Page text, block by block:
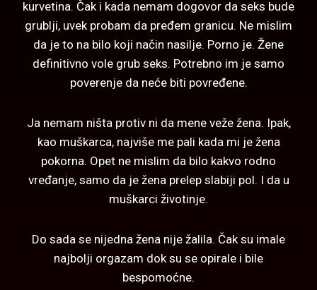
kurvetina. Čak i kada nemam dogovor da seks bude
grublji, uvek probam da pređem granicu. Ne mislim
da je to na bilo koji način nasilje. Porno je. Žene
definitivno vole grub seks. Potrebno im je samo
poverenje da neće biti povređene.
Ja nemam ništa protiv ni da mene veže žena. Ipak,
kao muškarca, najviše me pali kada mi je žena
pokorna. Opet ne mislim da bilo kakvo rodno
vređanje, samo da je žena prelep slabiji pol. I da u
muškarci životinje.
Do sada se nijedna žena nije žalila. Čak su imale
najbolji orgazam dok su se opirale i bile
bespomoćne.